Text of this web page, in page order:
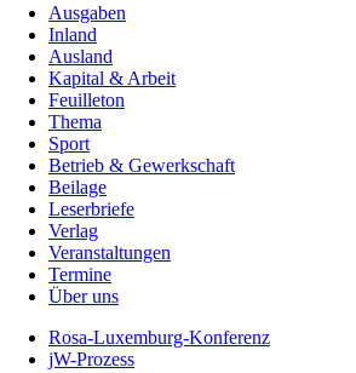
Ausgaben
Inland
Ausland
Kapital & Arbeit
Feuilleton
Thema
Sport
Betrieb & Gewerkschaft
Beilage
Leserbriefe
Verlag
Veranstaltungen
Termine
Über uns
Rosa-Luxemburg-Konferenz
jW-Prozess